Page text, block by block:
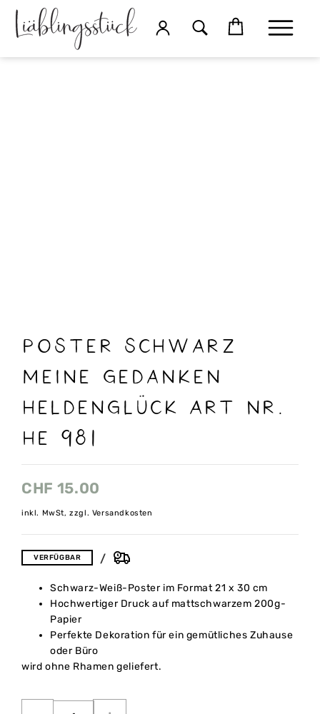
Poster schwarz
Meine Gedanken
Heldenglück Art nr.
He 981
CHF 15.00
inkl. MwSt, zzgl. Versandkosten
VERFÜGBAR
Schwarz-Weiß-Poster im Format 21 x 30 cm
Hochwertiger Druck auf mattschwarzem 200g-
Papier
Perfekte Dekoration für ein gemütliches Zuhause
oder Büro
wird ohne Rhamen geliefert.